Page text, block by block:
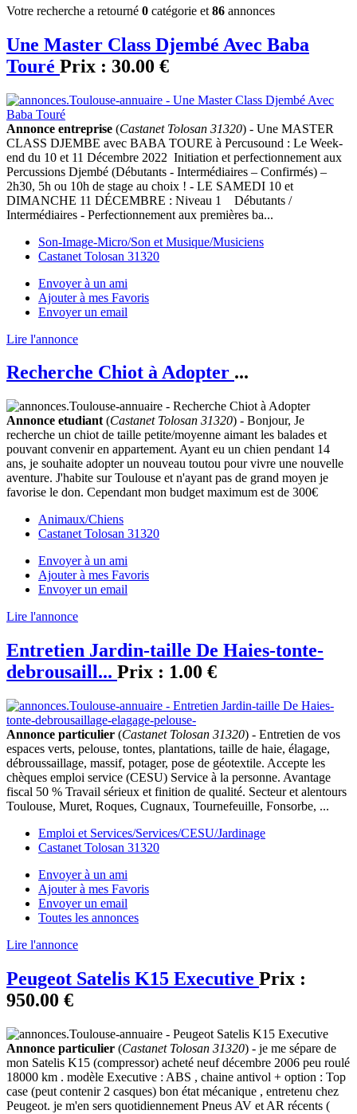
Votre recherche a retourné 0 catégorie et 86 annonces
Une Master Class Djembé Avec Baba
Touré Prix : 30.00 €
Annonce entreprise (Castanet Tolosan 31320) - Une MASTER
CLASS DJEMBE avec BABA TOURE à Percusound : Le Week-
end du 10 et 11 Décembre 2022 Initiation et perfectionnement aux
Percussions Djembé (Débutants - Intermédiaires – Confirmés) –
2h30, 5h ou 10h de stage au choix ! - LE SAMEDI 10 et
DIMANCHE 11 DÉCEMBRE : Niveau 1 Débutants /
Intermédiaires - Perfectionnement aux premières ba...
Son-Image-Micro/Son et Musique/Musiciens
Castanet Tolosan 31320
Envoyer à un ami
Ajouter à mes Favoris
Envoyer un email
Lire l'annonce
Recherche Chiot à Adopter ...
Annonce etudiant (Castanet Tolosan 31320) - Bonjour, Je
recherche un chiot de taille petite/moyenne aimant les balades et
pouvant convenir en appartement. Ayant eu un chien pendant 14
ans, je souhaite adopter un nouveau toutou pour vivre une nouvelle
aventure. J'habite sur Toulouse et n'ayant pas de grand moyen je
favorise le don. Cependant mon budget maximum est de 300€
Animaux/Chiens
Castanet Tolosan 31320
Envoyer à un ami
Ajouter à mes Favoris
Envoyer un email
Lire l'annonce
Entretien Jardin-taille De Haies-tonte-
debrousaill... Prix : 1.00 €
Annonce particulier (Castanet Tolosan 31320) - Entretien de vos
espaces verts, pelouse, tontes, plantations, taille de haie, élagage,
débroussaillage, massif, potager, pose de géotextile. Accepte les
chèques emploi service (CESU) Service à la personne. Avantage
fiscal 50 % Travail sérieux et finition de qualité. Secteur et alentours
Toulouse, Muret, Roques, Cugnaux, Tournefeuille, Fonsorbe, ...
Emploi et Services/Services/CESU/Jardinage
Castanet Tolosan 31320
Envoyer à un ami
Ajouter à mes Favoris
Envoyer un email
Toutes les annonces
Lire l'annonce
Peugeot Satelis K15 Executive Prix :
950.00 €
Annonce particulier (Castanet Tolosan 31320) - je me sépare de
mon Satelis K15 (compressor) acheté neuf décembre 2006 peu roulé
18000 km . modèle Executive : ABS , chaine antivol + option : Top
case (peut contenir 2 casques) bon état mécanique , entretenu chez
Peugeot. je m'en sers quotidiennement Pneus AV et AR récents (